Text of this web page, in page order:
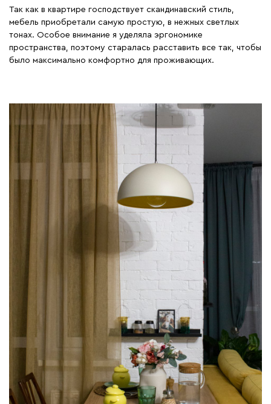
Так как в квартире господствует скандинавский стиль,
мебель приобретали самую простую, в нежных светлых
тонах. Особое внимание я уделяла эргономике
пространства, поэтому старалась расставить все так, чтобы
было максимально комфортно для проживающих.